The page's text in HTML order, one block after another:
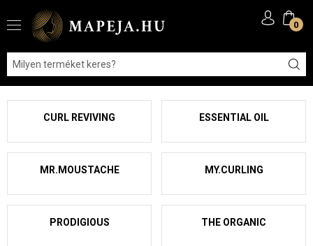
0
CURL REVIVING ESSENTIAL OIL
MR.MOUSTACHE MY.CURLING
PRODIGIOUS THE ORGANIC